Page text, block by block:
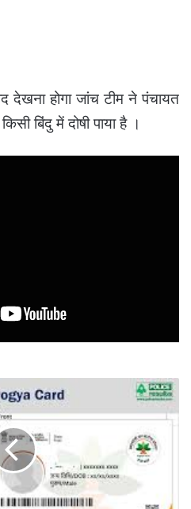
देखना होगा जांच टीम ने पंचायत
बिंदु में दोषी पाया है ।